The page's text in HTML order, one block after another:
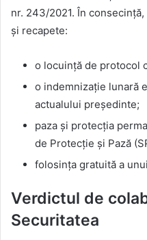
nr. 243/2021. În
și recapete:
o locuință de protocol
o indemnizație lunară
actualului președinte;
paza și protecția
de Protecție și Pază
folosința gratuită a
Verdictul de
Securitatea